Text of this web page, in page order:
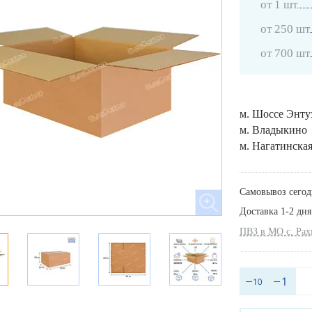
от 1 шт
от 250 шт
от 700 шт
м. Шоссе
м. Владыкино
м. Нагатинская
Самовывоз
Доставка 1-2 дня
ПВЗ в МО с.